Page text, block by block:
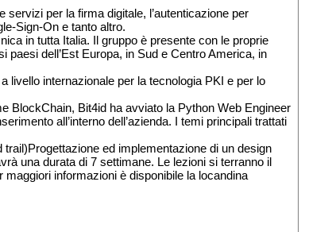
servizi per la firma digitale, l’autenticazione per
Sign-On e tanto altro.
in tutta Italia. Il gruppo è presente con le proprie
dell’Est Europa, in Sud e Centro America, in
livello internazionale per la tecnologia PKI e per lo
BlockChain, Bit4id ha avviato la Python Web Engineer
all’interno dell’azienda. I temi principali trattati
ed implementazione di un design
una durata di 7 settimane. Le lezioni si terranno il
informazioni è disponibile la locandina